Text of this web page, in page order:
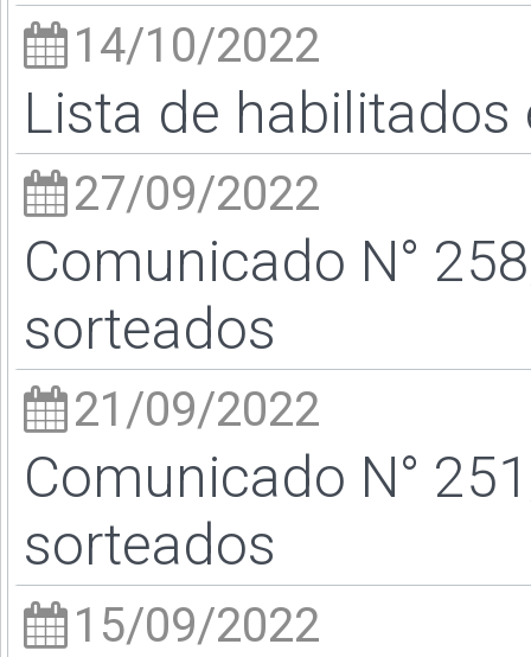
14/10/2022
Lista de
27/09/2022
Comunicado N°
sorteados
21/09/2022
Comunicado N°
sorteados
15/09/2022